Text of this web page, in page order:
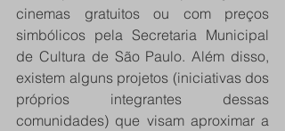
cinemas gratuitos ou com preços
simbólicos pela Secretaria Municipal
de Cultura de São Paulo. Além disso,
existem alguns projetos (iniciativas dos
próprios integrantes dessas
comunidades) que visam aproximar a